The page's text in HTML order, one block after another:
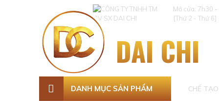
Mở cửa: 7h30
[Thứ 2 - Thứ 6]
DAI CHI
DANH MỤC SẢN PHẨM CHẾ